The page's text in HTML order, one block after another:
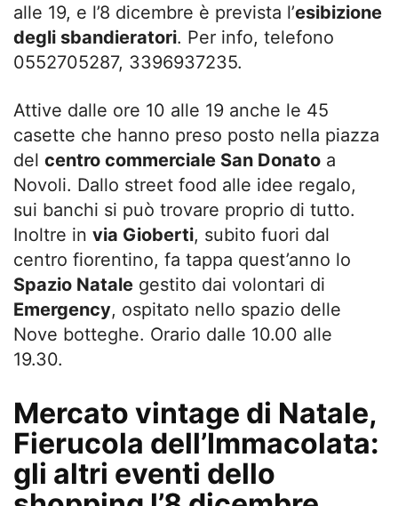
alle 19, e l’8 dicembre è prevista l’esibizione
degli sbandieratori. Per info, telefono
0552705287, 3396937235.
Attive dalle ore 10 alle 19 anche le 45
casette che hanno preso posto nella piazza
del centro commerciale San Donato a
Novoli. Dallo street food alle idee regalo,
sui banchi si può trovare proprio di tutto.
Inoltre in via Gioberti, subito fuori dal
centro fiorentino, fa tappa quest’anno lo
Spazio Natale gestito dai volontari di
Emergency, ospitato nello spazio delle
Nove botteghe. Orario dalle 10.00 alle
19.30.
Mercato vintage di Natale,
Fierucola dell’Immacolata:
gli altri eventi dello